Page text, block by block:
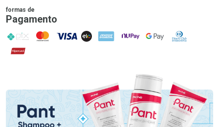
formas de
Pagamento
PIX MasterCard
VISA ELO AMEX NuPay Google PayDiners Club
Hipercard
Promoção em Destaque